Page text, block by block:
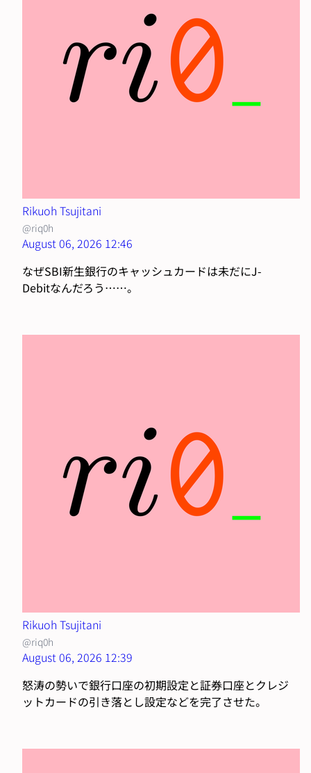
Rikuoh Tsujitani
@riq0h
August 06, 2026 12:46
なぜSBI新生銀行のキャッシュカードは未だにJ-
Debitなんだろう……。
Rikuoh Tsujitani
@riq0h
August 06, 2026 12:39
怒涛の勢いで銀行口座の初期設定と証券口座とクレジ
ットカードの引き落とし設定などを完了させた。